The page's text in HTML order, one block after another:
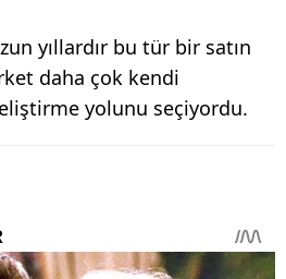
yıllardır bu tür bir satın
daha çok kendi
yolunu seçiyordu.